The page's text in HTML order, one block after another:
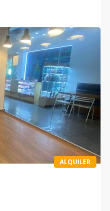
ALQUILER